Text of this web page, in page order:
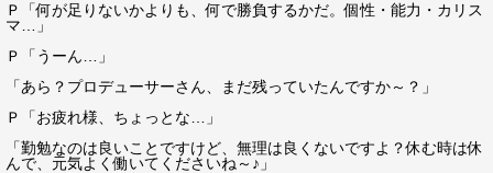
Ｐ「何が足りないかよりも、何で勝負するかだ。個性・能力・カリス
マ…」
Ｐ「うーん…」
「あら？プロデューサーさん、まだ残っていたんですか～？」
Ｐ「お疲れ様、ちょっとな…」
「勤勉なのは良いことですけど、無理は良くないですよ？休む時は休
んで、元気よく働いてくださいね～♪」